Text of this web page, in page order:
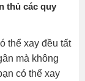
thủ các quy
thể xay đều tất
mà không
có thể xay